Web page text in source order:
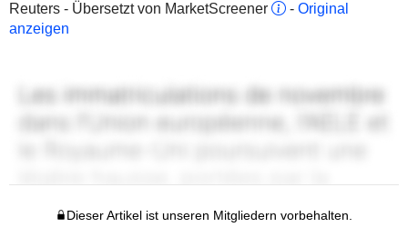
Reuters - Übersetzt von MarketScreener
- Original
anzeigen
Dieser Artikel ist unseren Mitgliedern vorbehalten.